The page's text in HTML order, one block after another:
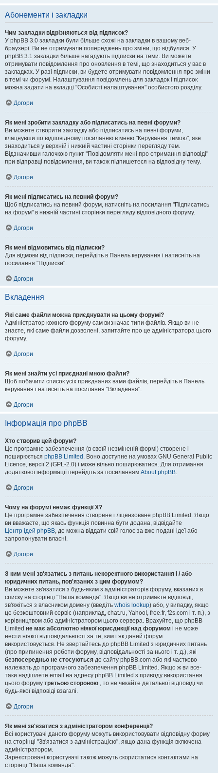
Абонементи і закладки
Чим закладки відрізняються від підписок?
У phpBB 3.0 закладки були більше схожі на закладки в вашому веб-
браузері. Ви не отримували попереджень про зміни, що відбулися. У
phpBB 3.1 закладки більше нагадують підписки на теми. Ви можете
отримувати повідомлення про оновлення в темі, що знаходиться у вас в
закладках. У разі підписки, ви будете отримувати повідомлення про зміни
в темі чи форумі. Налаштування повідомлень для закладок і підписок
можна задати на вкладці "Особисті налаштування" особистого розділу.
Догори
Як мені зробити закладку або підписатись на певні форуми?
Ви можете створити закладку або підписатись на певні форуми,
клацнувши по відповідному посиланню в меню "Керування темою", яке
знаходиться у верхній і нижній частині сторінки перегляду тем.
Відзначивши галочкою пункт "Повідомляти мені про отримання відповіді"
при відправці повідомлення, ви також підпишетеся на відповідну тему.
Догори
Як мені підписатись на певний форум?
Щоб підписатись на певний форум, натисніть на посилання "Підписатись
на форум" в нижній частині сторінки перегляду відповідного форуму.
Догори
Як мені відмовитись від підписки?
Для відмови від підписки, перейдіть в Панель керування і натисніть на
посилання "Підписки".
Догори
Вкладення
Які саме файли можна приєднувати на цьому форумі?
Адміністратор кожного форуму сам визначає типи файлів. Якщо ви не
знаєте, які саме файли дозволені, запитайте про це адміністратора цього
форуму.
Догори
Як мені знайти усі приєднані мною файли?
Щоб побачити список усіх приєднаних вами файлів, перейдіть в Панель
керування і натисніть на посилання "Вкладення".
Догори
Інформація про phpBB
Хто створив цей форум?
Це програмне забезпечення (в своїй незміненій формі) створене і
поширюється phpBB Limited . Воно доступне на умовах GNU General Public
Licence, версії 2 (GPL-2.0) і може вільно поширюватися. Для отримання
додаткової інформації перейдіть за посиланням About phpBB.
Догори
Чому на форумі немає функції X?
Це програмне забезпечення створене і ліцензоване phpBB Limited. Якщо
ви вважаєте, що якась функція повинна бути додана, відвідайте
Центр ідей phpBB, де можна віддати свій голос за вже подані ідеї або
запропонувати власні.
Догори
З ким мені зв'язатись з питань некоректного використання і / або
юридичних питань, пов'язаних з цим форумом?
Ви можете зв'язатися з будь-яким з адміністраторів форуму, вказаних в
списку на сторінці "Наша команда". Якщо ви не отримаєте відповіді,
зв'яжіться з власником домену (введіть whois lookup) або, у випадку, якщо
це безкоштовний сервіс (наприклад, chat.ru, Yahoo!, free.fr, f2s.com і т. п.), з
керівництвом або адміністратором цього сервера. Врахуйте, що phpBB
Limited не має абсолютно ніякої юрисдикції над форумом і не може
нести ніякої відповідальності за те, ким і як даний форум
використовується. Не звертайтесь до phpBB Limited з юридичних питань
(про припинення роботи форуму, відповідальності за нього і т. д.), які
безпосередньо не стосуються до сайту phpBB.com або які частково
належать до програмного забезпечення phpBB Limited. Якщо ж ви все-
таки надішлете email на адресу phpBB Limited з приводу використання
цього форуму третьою стороною , то не чекайте детальної відповіді чи
будь-якої відповіді взагалі.
Догори
Як мені зв'язатися з адміністратором конференції?
Всі користувачі даного форуму можуть використовувати відповідну форму
на сторінці "Зв'язатися з адміністрацією", якщо дана функція включена
адміністратором.
Зареєстровані користувачі також можуть скористатися контактами на
сторінці "Наша команда".